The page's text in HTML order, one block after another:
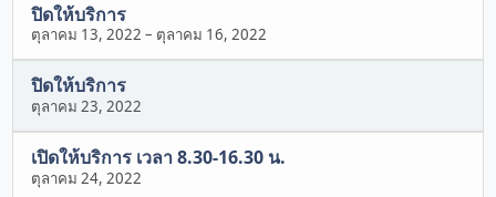
ปิดให้บริการ
ตุลาคม 13, 2022 – ตุลาคม 16, 2022
ปิดให้บริการ
ตุลาคม 23, 2022
เปิดให้บริการ เวลา 8.30-16.30 น.
ตุลาคม 24, 2022